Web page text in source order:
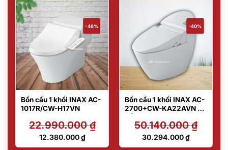
-46%
Bồn cầu 1 khối INAX AC-
1017R/CW-H17VN
22.990.000₫
Giá
12.380.000₫
Giá
-40%
Bồn cầu 1 khối INAX AC-
2700+CW-KA22AVN –
50.140.000₫
Giá
30.294.000₫
Giá